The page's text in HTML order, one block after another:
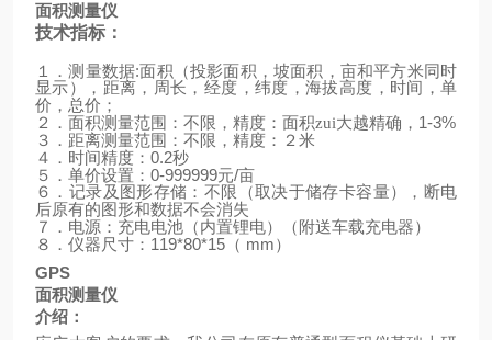
面积测量仪
技术指标：
１．测量数据:面积（投影面积，坡面积，亩和平方米同时
显示），距离，周长，经度，纬度，海拔高度，时间，单
价，总价；
２．面积测量范围：不限，精度：面积zui大越精确， 1-3%
３．距离测量范围：不限，精度：２米
４．时间精度： 0.2秒
５．单价设置： 0-999999元/亩
６．记录及图形存储：不限（取决于储存卡容量），断电
后原有的图形和数据不会消失
７．电源：充电电池（内置锂电）
（ 附送车载充电器）
８．仪器尺寸： 119*80*15 （ mm）
GPS
面积测量仪
介绍：